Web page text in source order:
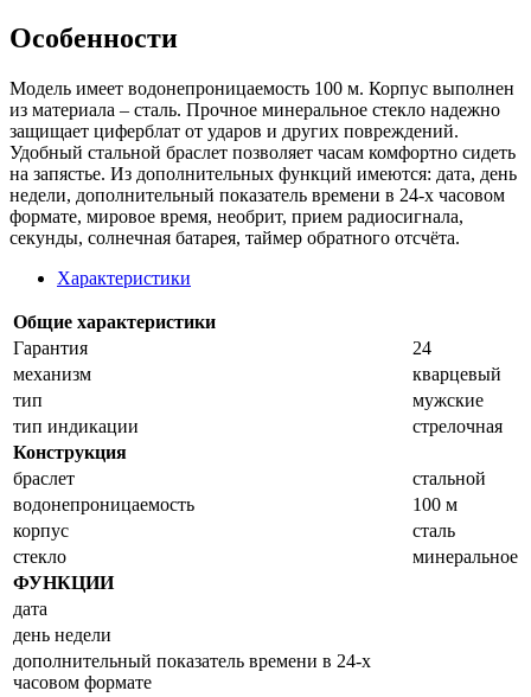
Особенности
Модель имеет водонепроницаемость 100 м. Корпус выполнен
из материала – сталь. Прочное минеральное стекло надежно
защищает циферблат от ударов и других повреждений.
Удобный стальной браслет позволяет часам комфортно сидеть
на запястье. Из дополнительных функций имеются: дата, день
недели, дополнительный показатель времени в 24-х часовом
формате, мировое время, необрит, прием радиосигнала,
секунды, солнечная батарея, таймер обратного отсчёта.
Характеристики
Общие характеристики
Гарантия
24
механизм
кварцевый
тип
мужские
тип индикации
стрелочная
Конструкция
браслет
стальной
водонепроницаемость
100 м
корпус
сталь
стекло
минеральное
ФУНКЦИИ
дата
день недели
дополнительный показатель времени в 24-х
часовом формате